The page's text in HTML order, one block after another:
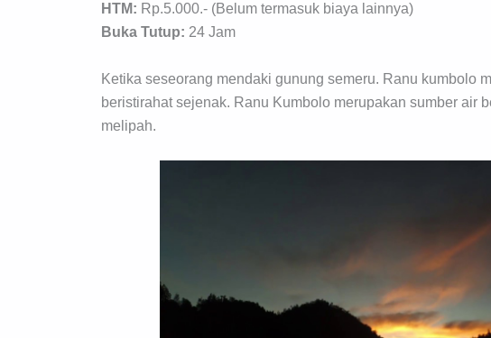
HTM: Rp.5.000.- (Belum termasuk biaya lainnya)
Buka Tutup: 24 Jam
Ketika seseorang mendaki gunung semeru. Ranu kumbolo
beristirahat sejenak. Ranu Kumbolo merupakan sumber air
melipah.